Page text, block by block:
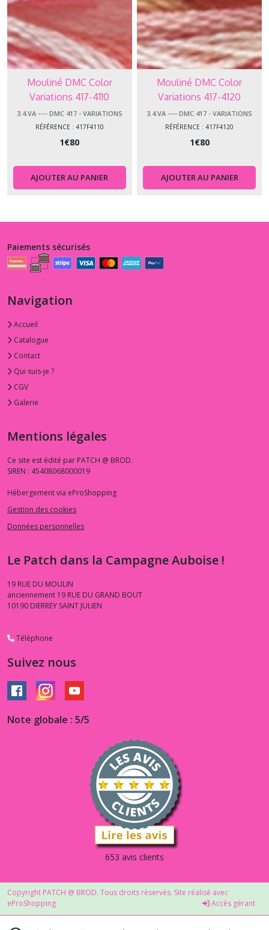
Mouliné DMC Color
Variations 417-4110
3.4.VA ---- DMC 417 - VARIATIONS
RÉFÉRENCE : 417F4110
1€80
AJOUTER AU PANIER
Mouliné DMC Color
Variations 417-4120
3.4.VA ---- DMC 417 - VARIATIONS
RÉFÉRENCE : 417F4120
1€80
AJOUTER AU PANIER
Paiements sécurisés
Navigation
Accueil
Catalogue
Contact
Qui suis-je ?
CGV
Galerie
Mentions légales
Ce site est édité par PATCH @ BROD.
SIREN : 45408068000019
Hébergement via eProShopping
Gestion des cookies
Données personnelles
Le Patch dans la Campagne Auboise !
19 RUE DU MOULIN
anciennement 19 RUE DU GRAND BOUT
10190 DIERREY SAINT JULIEN
Téléphone
Suivez nous
Note globale : 5/5
653 avis clients
Copyright PATCH @ BROD. Tous droits réservés. Site réalisé avec
eProShopping
Accès gérant